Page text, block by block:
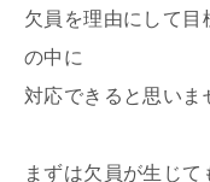
欠員を理由にして
の中に
対応できると思いま
まずは欠員が生じ